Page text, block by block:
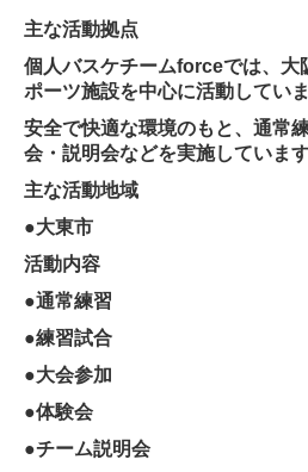
主な活動拠点
個人バスケチームforceでは、大
ポーツ施設を中心に活動していま
安全で快適な環境のもと、通常
会・説明会などを実施しています
主な活動地域
●大東市
活動内容
●通常練習
●練習試合
●大会参加
●体験会
●チーム説明会